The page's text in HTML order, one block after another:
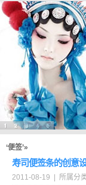
‘便签’»
寿司便签条的创意
2011-08-19 | 所属分